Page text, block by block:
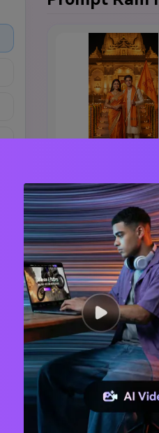
Pasangan Kuil
Tradisional
Pasangan Ram
berdiri di depan kuil
megah, wanita
mengenakan saree
safron dengan
perhiasan emas dan
sindoor, pria
mengenakan kurta
dengan dupatta
memegang bendera
bhagwa, diyas
untaian bunga
pencahayaan emas
hangat, ultra realistis
SALIN
BUAT YANG
Prompt